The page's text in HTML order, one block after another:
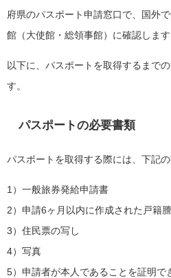
府県のパスポート申請窓口で、国外
館（大使館・総領事館）に確認します
以下に、パスポートを取得するまで
す。
パスポートの必要書類
パスポートを取得する際には、下記の
1）一般旅券発給申請書
2）申請6ヶ月以内に作成された戸籍
3）住民票の写し
4）写真
5）申請者が本人であることを証明で